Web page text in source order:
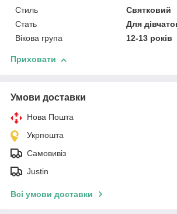
Стиль
Святковий
Стать
Для
Вікова група
12-13 років
Приховати
Умови доставки
Нова Пошта
Укрпошта
Самовивіз
Justin
Всі умови доставки